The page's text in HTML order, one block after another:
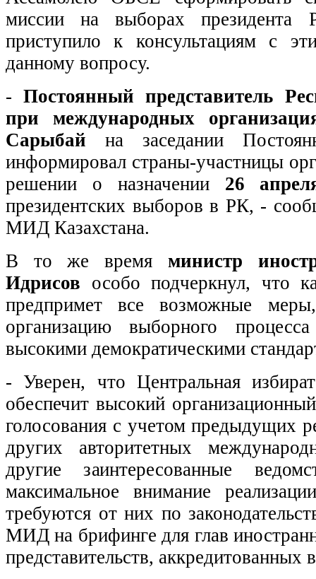
миссии на выборах президента
приступило к консультациям с
данному вопросу.
-Постоянный представитель
при международных
Сарыбай на заседании
информировал страны-участницы
решении о назначении26
президентских выборов в РК, -
МИД Казахстана.
В то же время министр
Идрисов особо подчеркнул, что
предпримет все возможные
организацию выборного
высокими демократическими
- Уверен, что Центральная
обеспечит высокий
голосования с учетом предыдущих
других авторитетных
другие заинтересованные
максимальное внимание
требуются от них по
МИД на брифинге для глав
представительств, аккредитованных